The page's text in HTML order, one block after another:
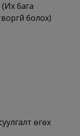
бага
болох)
өгөх